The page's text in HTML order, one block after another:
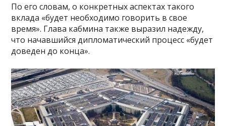
По его словам, о конкретных аспектах такого
вклада «будет необходимо говорить в свое
время». Глава кабмина также выразил надежду,
что начавшийся дипломатический процесс «будет
доведен до конца».